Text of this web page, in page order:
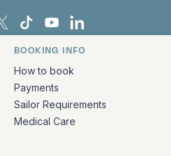
on Facebook
Europa on Instagram
Bark Europa on X
Bark Europa on TikTok
Bark Europa on
Bark Europa on
information
BOOKING INFO
How to book
Payments
Sailor Requirements
Medical Care